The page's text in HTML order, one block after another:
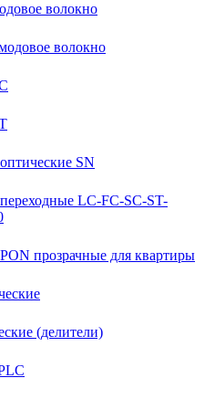
волокно
волокно
SN
LC-FC-SC-ST-
прозрачные для квартиры
(делители)